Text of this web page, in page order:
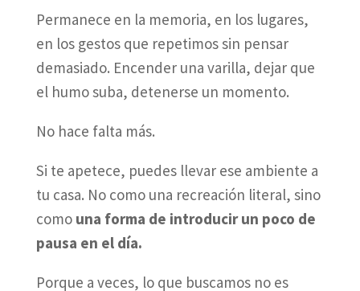
Permanece en la memoria, en los lugares,
en los gestos que repetimos sin pensar
demasiado. Encender una varilla, dejar que
el humo suba, detenerse un momento.
No hace falta más.
Si te apetece, puedes llevar ese ambiente a
tu casa. No como una recreación literal, sino
como una forma de introducir un poco de
pausa en el día.
Porque a veces, lo que buscamos no es